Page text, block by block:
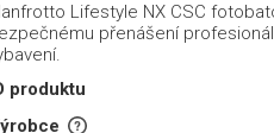
Lifestyle NX CSC
přenášení
produktu